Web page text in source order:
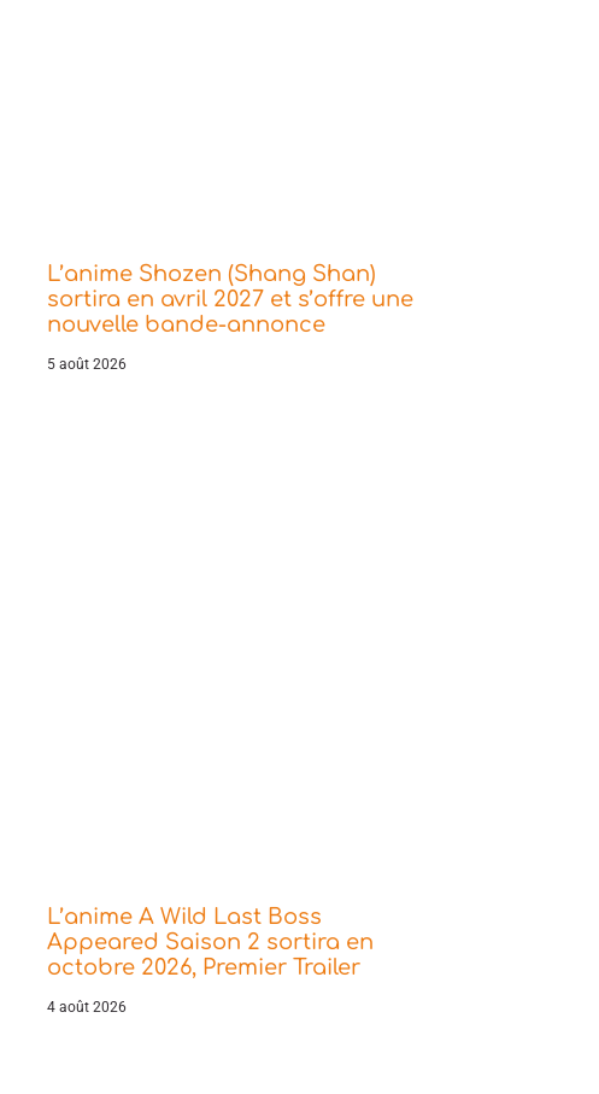
L’anime Shozen (Shang Shan)
sortira en avril 2027 et s’offre une
nouvelle bande-annonce
5 août 2026
L’anime A Wild Last Boss
Appeared Saison 2 sortira en
octobre 2026, Premier Trailer
4 août 2026